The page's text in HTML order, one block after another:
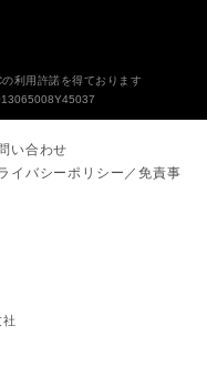
利用許諾を得ております
い合わせ
イバシーポリシー／免責事